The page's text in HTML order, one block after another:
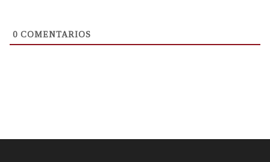
0 COMENTARIOS